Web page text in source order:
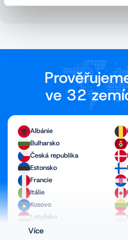
ve 32
Albánie
Bulharsko
Česká republika
Estonsko
Francie
Itálie
Kosovo
Lotyšsko
Maďarsko
Více